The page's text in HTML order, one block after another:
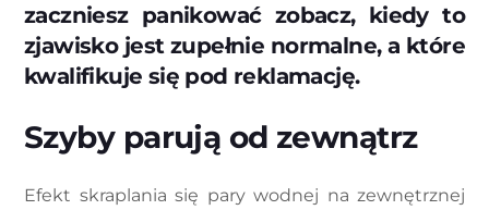
zaczniesz panikować zobacz, kiedy to
zjawisko jest zupełnie normalne, a które
kwalifikuje się pod reklamację.
Szyby parują od zewnątrz
Efekt skraplania się pary wodnej na zewnętrznej